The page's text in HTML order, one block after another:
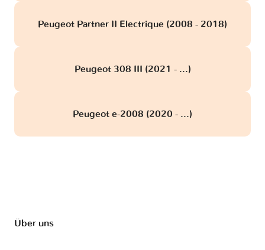
Peugeot Partner II Electrique (2008 - 2018)
Peugeot 308 III (2021 - ...)
Peugeot e-2008 (2020 - ...)
Über uns